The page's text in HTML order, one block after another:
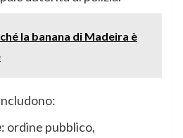
la banana di Madeira è
: ordine pubblico,